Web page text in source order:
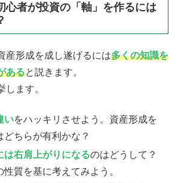
心者が投資の「軸」を作るには
産形成を成し遂げるには多くの知識を
あると説きます。
します。
いをハッキリさせよう。資産形成を
どちらが有利かな？
は右肩上がりになるのはどうして？
質を基に考えてみよう。